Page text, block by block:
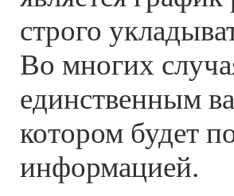
строго
Во многих
единственным
котором будет
информацией.